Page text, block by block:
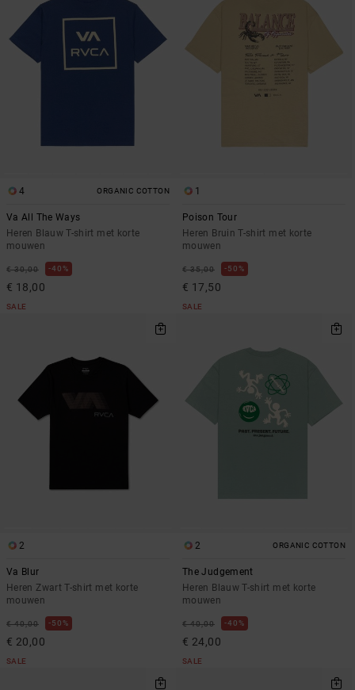
4 ORGANIC COTTON
Va All The Ways
Heren Blauw T-shirt met korte
mouwen
€ 30,00 40%
€ 18,00
SALE
1
Poison Tour
Heren Bruin T-shirt met korte
mouwen
€ 35,00 50%
€ 17,50
SALE
2
Va Blur
Heren Zwart T-shirt met korte
mouwen
€ 40,00 50%
€ 20,00
SALE
2 ORGANIC COTTON
The Judgement
Heren Blauw T-shirt met korte
mouwen
€ 40,00 40%
€ 24,00
SALE